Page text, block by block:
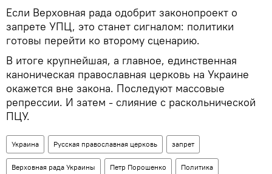
Если Верховная рада одобрит законопроект о
запрете УПЦ, это станет сигналом: политики
готовы перейти ко второму сценарию.
В итоге крупнейшая, а главное, единственная
каноническая православная церковь на Украине
окажется вне закона. Последуют массовые
репрессии. И затем - слияние с раскольнической
ПЦУ.
Украина Русская православная церковь запрет
Верховная рада Украины Петр Порошенко Политика